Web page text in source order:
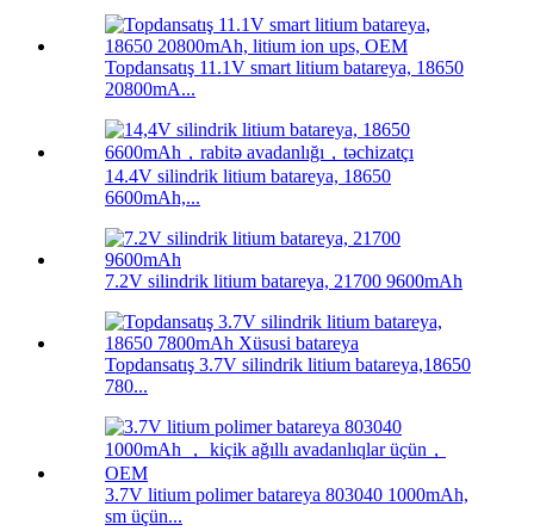
Topdansatış 11.1V smart litium batareya, 18650
20800mA...
14.4V silindrik litium batareya, 18650
6600mAh,...
7.2V silindrik litium batareya, 21700 9600mAh
Topdansatış 3.7V silindrik litium batareya,18650
780...
3.7V litium polimer batareya 803040 1000mAh,
sm üçün...